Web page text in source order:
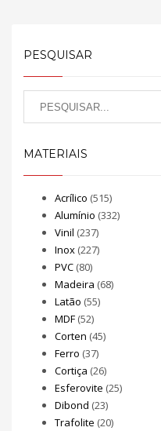
PESQUISAR
MATERIAIS
Acrílico (515)
Alumínio (332)
Vinil (237)
Inox (227)
PVC (80)
Madeira (68)
Latão (55)
MDF (52)
Corten (45)
Ferro (37)
Cortiça (26)
Esferovite (25)
Dibond (23)
Trafolite (20)